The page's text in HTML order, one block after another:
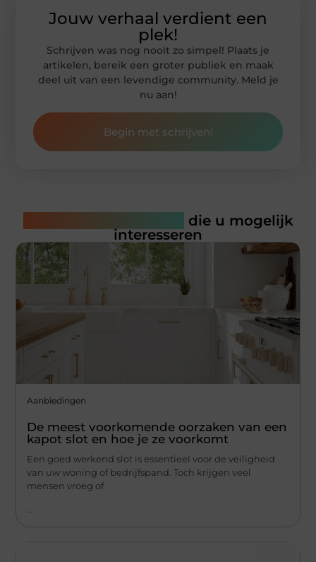
Jouw verhaal verdient een
plek!
Schrijven was nog nooit zo simpel! Plaats je
artikelen, bereik een groter publiek en maak
deel uit van een levendige community. Meld je
nu aan!
Begin met schrijven!
die u mogelijk
interesseren
Aanbiedingen
De meest voorkomende oorzaken van een
kapot slot en hoe je ze voorkomt
Een goed werkend slot is essentieel voor de veiligheid
van uw woning of bedrijfspand. Toch krijgen veel
mensen vroeg of
...